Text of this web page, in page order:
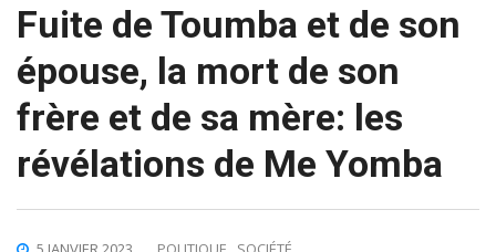
Fuite de Toumba et de son
épouse, la mort de son
frère et de sa mère: les
révélations de Me Yomba